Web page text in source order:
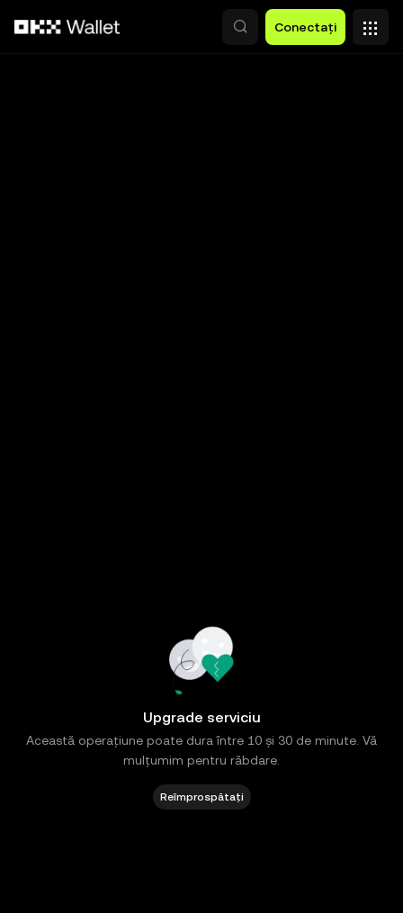
Conectați
Upgrade serviciu
Această operațiune poate dura între 10 și 30 de minute. Vă
mulțumim pentru răbdare.
Reîmprospătați